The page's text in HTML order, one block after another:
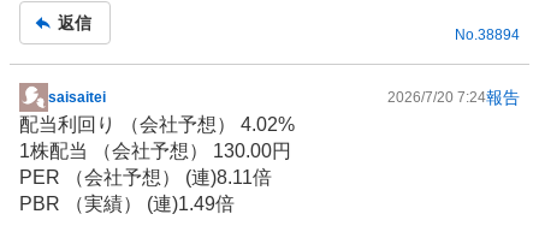
返信
No.38894
掲
示
板
記
事
saisaitei 2026/7/20 7:24報告
配当利回り （会社予想） 4.02%
1株配当 （会社予想） 130.00円
PER （会社予想） (連)8.11倍
PBR （実績） (連)1.49倍